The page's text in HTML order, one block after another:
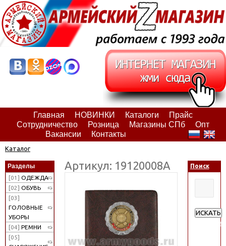
Главная НОВИНКИ Каталоги
Прайс
Сотрудничество
Розница Магазины СПб
Опт
Вакансии
Контакты
Каталог
Разделы
[01] ОДЕЖДА
[02] ОБУВЬ
[03]
ГОЛОВНЫЕ
УБОРЫ
[04] РЕМНИ
[05]
Артикул: 19120008А Поиск
ИСКАТЬ